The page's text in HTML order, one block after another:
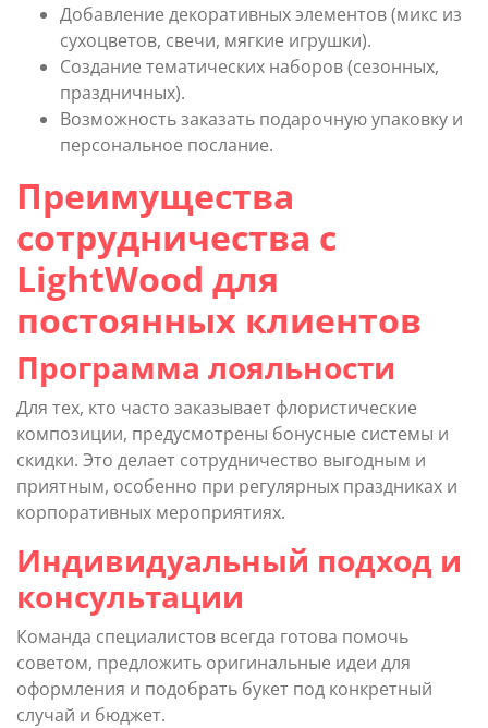
Добавление декоративных элементов (микс из
сухоцветов, свечи, мягкие игрушки).
Создание тематических наборов (сезонных,
праздничных).
Возможность заказать подарочную упаковку и
персональное послание.
Преимущества
сотрудничества с
LightWood для
постоянных клиентов
Программа лояльности
Для тех, кто часто заказывает флористические
композиции, предусмотрены бонусные системы и
скидки. Это делает сотрудничество выгодным и
приятным, особенно при регулярных праздниках и
корпоративных мероприятиях.
Индивидуальный подход и
консультации
Команда специалистов всегда готова помочь
советом, предложить оригинальные идеи для
оформления и подобрать букет под конкретный
случай и бюджет.